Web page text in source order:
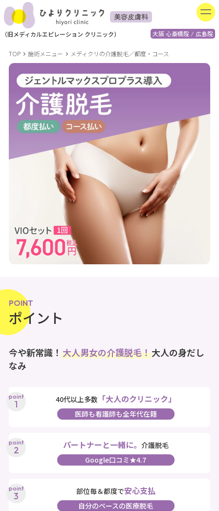
美容皮膚科
大阪 心斎橋院 / 広島院
（旧メディカルエピレーション クリニック）
TOP 施術メニュー メディクリの介護脱毛／都度・コース
POINT
ポイント
今や新常識！ 大人男女の介護脱毛！大人の身だし
なみ
40代以上多数 「大人のクリニック」
医師も看護師も全年代在籍
パートナーと一緒に。 介護脱毛
Google口コミ★4.7
部位毎＆都度で安心支払
自分のペースの医療脱毛